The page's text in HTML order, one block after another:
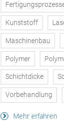
Kunststoff
Maschinenbau
Polymer
Schichtdicke
Vorbehandlung
Mehr erfahren